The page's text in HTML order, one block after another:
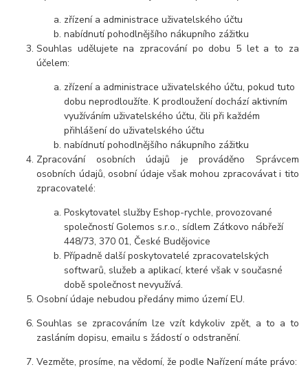
zřízení a administrace uživatelského účtu
nabídnutí pohodlnějšího nákupního zážitku
Souhlas udělujete na zpracování po dobu 5 let a to za
účelem:
zřízení a administrace uživatelského účtu, pokud tuto
dobu neprodloužíte. K prodloužení dochází aktivním
využíváním uživatelského účtu, čili při každém
přihlášení do uživatelského účtu
nabídnutí pohodlnějšího nákupního zážitku
Zpracování osobních údajů je prováděno Správcem
osobních údajů, osobní údaje však mohou zpracovávat i tito
zpracovatelé:
Poskytovatel služby Eshop-rychle, provozované
společností Golemos s.r.o., sídlem Zátkovo nábřeží
448/73, 370 01, České Budějovice
Případně další poskytovatelé zpracovatelských
softwarů, služeb a aplikací, které však v současné
době společnost nevyužívá.
Osobní údaje nebudou předány mimo území EU.
Souhlas se zpracováním lze vzít kdykoliv zpět, a to a to
zasláním dopisu, emailu s žádostí o odstranění.
Vezměte, prosíme, na vědomí, že podle Nařízení máte právo: